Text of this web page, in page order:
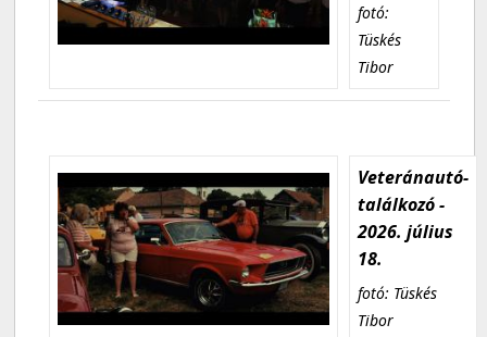
fotó:
Tüskés
Tibor
Veteránautó-
találkozó -
2026. július
18.
fotó: Tüskés
Tibor